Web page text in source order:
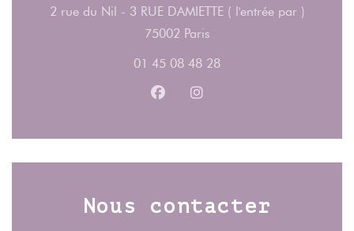
2 rue du Nil - 3 RUE DAMIETTE ( l'entrée par )
75002 Paris((ouvre une nouvelle
01 45 08 48 28
Facebook ((ouvre une nouvelle
Instagram ((ouvre une
Nous contacter